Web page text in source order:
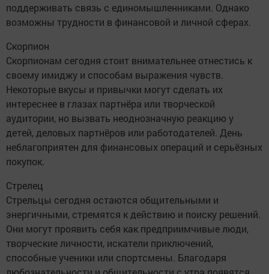
поддерживать связь с единомышленниками. Однако
возможны трудности в финансовой и личной сферах.
Скорпион
Скорпионам сегодня стоит внимательнее отнестись к
своему имиджу и способам выражения чувств.
Некоторые вкусы и привычки могут сделать их
интереснее в глазах партнёра или творческой
аудитории, но вызвать неоднозначную реакцию у
детей, деловых партнёров или работодателей. День
неблагоприятен для финансовых операций и серьёзных
покупок.
Стрелец
Стрельцы сегодня остаются общительными и
энергичными, стремятся к действию и поиску решений.
Они могут проявить себя как предприимчивые люди,
творческие личности, искатели приключений,
способные ученики или спортсмены. Благодаря